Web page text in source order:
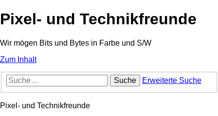
Pixel- und Technikfreunde
Wir mögen Bits und Bytes in Farbe und S/W
Zum Inhalt
Suche Erweiterte Suche
Pixel- und Technikfreunde